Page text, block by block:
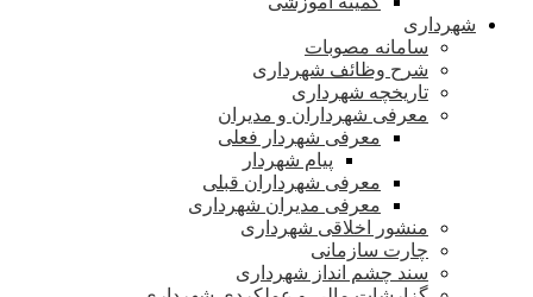
شهرداری
سامانه مصوبات
شرح وظائف شهرداری
تاریخچه شهرداری
معرفی شهرداران و مدیران
معرفی شهردار فعلی
پیام شهردار
معرفی شهرداران قبلی
معرفی مدیران شهرداری
منشور اخلاقی شهرداری
چارت سازمانی
سند چشم انداز شهرداری